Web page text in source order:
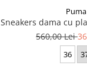
Puma
Sneakers dama cu
560,00 Lei
36